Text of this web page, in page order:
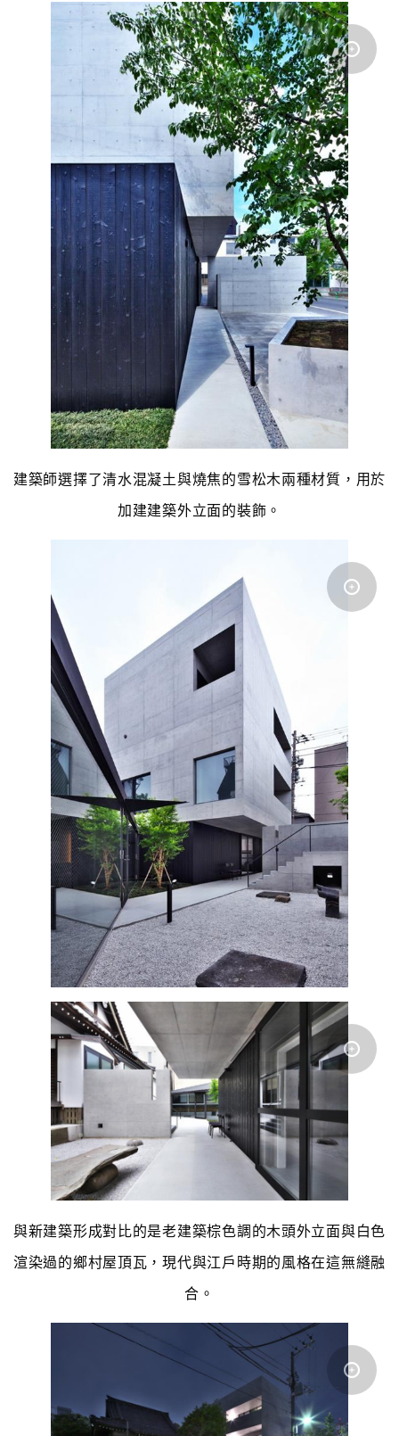
建築師選擇了清水混凝土與燒焦的雪松木兩種材質，用於
加建建築外立面的裝飾。
與新建築形成對比的是老建築棕色調的木頭外立面與白色
渲染過的鄉村屋頂瓦，現代與江戶時期的風格在這無縫融
合。